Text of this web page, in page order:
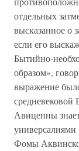
отдельных
высказанное о
если его
Бытийно-
образом»,
выражение
средневековой
Авиценны
Фомы